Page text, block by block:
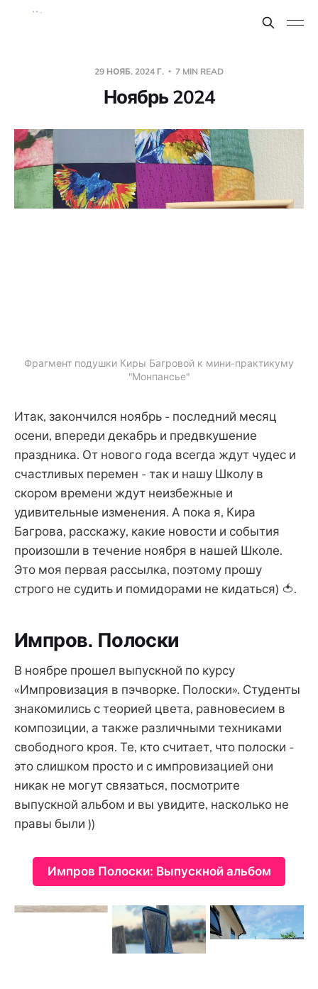
29 НОЯБ. 2024 Г. 7 MIN READ
Ноябрь 2024
Фрагмент подушки Киры Багровой к мини-практикуму
"Монпансье"
Итак, закончился ноябрь - последний месяц
осени, впереди декабрь и предвкушение
праздника. От нового года всегда ждут чудес и
счастливых перемен - так и нашу Школу в
скором времени ждут неизбежные и
удивительные изменения. А пока я, Кира
Багрова, расскажу, какие новости и события
произошли в течение ноября в нашей Школе.
Это моя первая рассылка, поэтому прошу
строго не судить и помидорами не кидаться) 🍅.
Импров. Полоски
В ноябре прошел выпускной по курсу
«Импровизация в пэчворке. Полоски». Студенты
знакомились с теорией цвета, равновесием в
композиции, а также различными техниками
свободного кроя. Те, кто считает, что полоски -
это слишком просто и с импровизацией они
никак не могут связаться, посмотрите
выпускной альбом и вы увидите, насколько не
правы были ))
Импров Полоски: Выпускной альбом